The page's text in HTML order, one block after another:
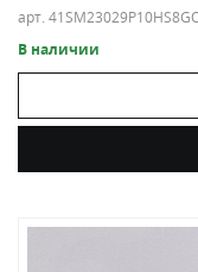
арт.
В наличии